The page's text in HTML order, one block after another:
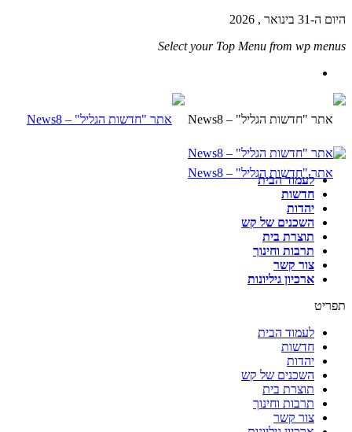
היום ה-31 בינואר , 2026
Select your Top Menu from wp menus
לעמוד הבית
חדשות
יהדות
השכנים של קש
תוצרת בית
תרבות וחינוך
צור קשר
ארכיון גיליונות
תפריט
לעמוד הבית
חדשות
יהדות
השכנים של קש
תוצרת בית
תרבות וחינוך
צור קשר